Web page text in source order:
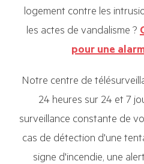
logement contre les
les actes de vandalisme ?
pour une
Notre centre de
24 heures sur 24 et 7
surveillance constante de
cas de détection d'une
signe d'incendie, une